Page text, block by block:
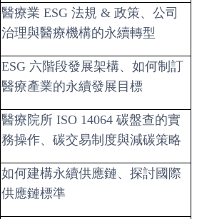
醫療業 ESG 法規 & 政策、公司
治理與醫療機構的永續轉型
ESG 六階段發展架構、如何制訂
醫療產業的永續發展目標
醫療院所 ISO 14064 碳盤查的實
務操作、碳交易制度與減碳策略
如何建構永續供應鏈、探討國際
供應鏈標準